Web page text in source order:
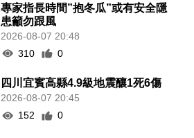
專家指長時間”抱冬瓜”或有安全隱
患籲勿跟風
2026-08-07 20:48
310
0
四川宜賓高縣4.9級地震釀1死6傷
2026-08-07 20:45
152
0